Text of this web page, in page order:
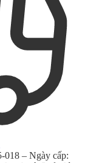
018 – Ngày cấp: